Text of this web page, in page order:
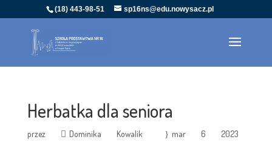
(18) 443-98-51 sp16ns@edu.nowysacz.pl
Herbatka dla seniora
przez Dominika Kowalik
mar 6 2023